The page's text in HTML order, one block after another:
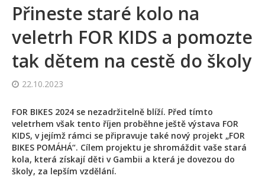
Přineste staré kolo na
veletrh FOR KIDS a pomozte
tak dětem na cestě do školy
22.10.2023
FOR BIKES 2024 se nezadržitelně blíží. Před tímto
veletrhem však tento říjen proběhne ještě výstava FOR
KIDS, v jejímž rámci se připravuje také nový projekt „FOR
BIKES POMÁHÁ“. Cílem projektu je shromáždit vaše stará
kola, která získají děti v Gambii a která je dovezou do
školy, za lepším vzdělání.